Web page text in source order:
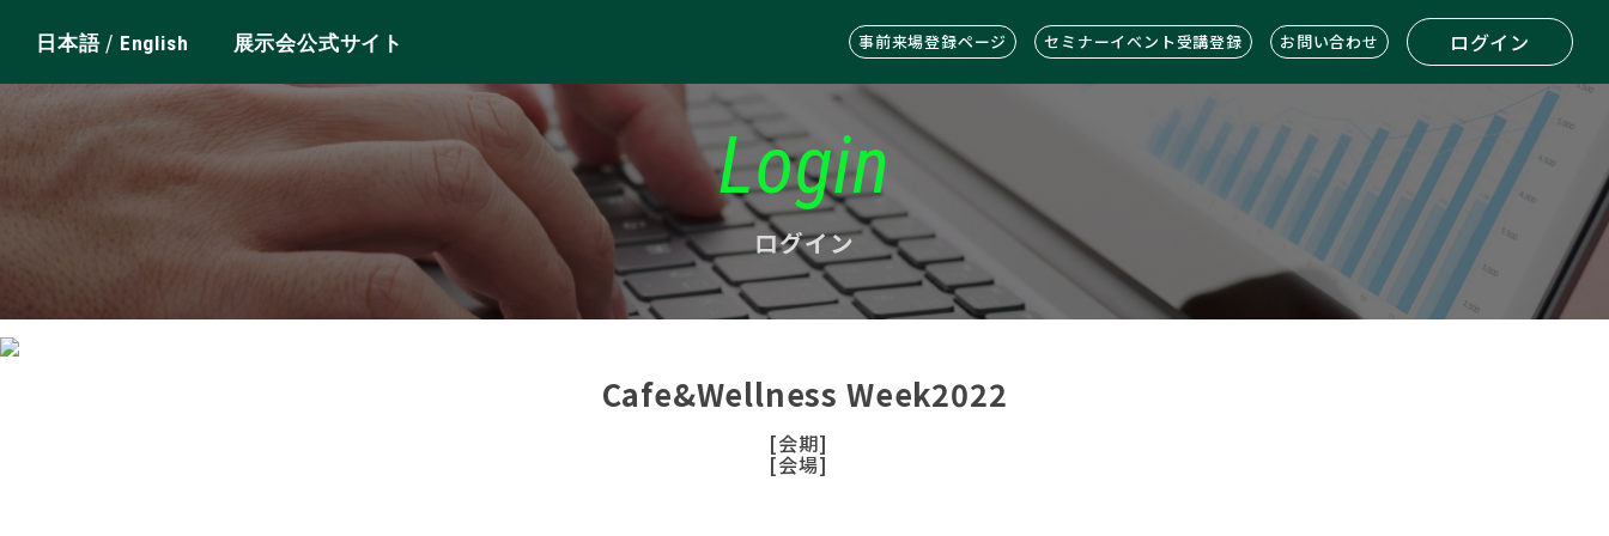
日本語/ English 展示会公式サイト 事前来場登録ページ セミナーイベント受講登録 お問い合わせ ログイン
Login
ログイン
Cafe&Wellness Week2022
[会期]
[会場]